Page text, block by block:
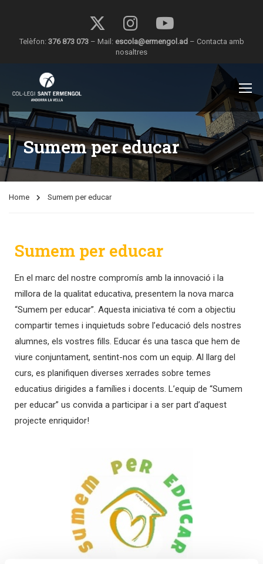
Telèfon: 376 873 073– Mail: escola@ermengol.ad– Contacta amb
nosaltres
Sumem per educar
Home Sumem per educar
Sumem per educar
En el marc del nostre compromís amb la innovació i la
millora de la qualitat educativa, presentem la nova marca
“Sumem per educar”. Aquesta iniciativa té com a objectiu
compartir temes i inquietuds sobre l’educació dels nostres
alumnes, els vostres fills. Educar és una tasca que hem de
viure conjuntament, sentint-nos com un equip. Al llarg del
curs, es planifiquen diverses xerrades sobre temes
educatius dirigides a famílies i docents. L’equip de “Sumem
per educar” us convida a participar i a ser part d’aquest
projecte enriquidor!